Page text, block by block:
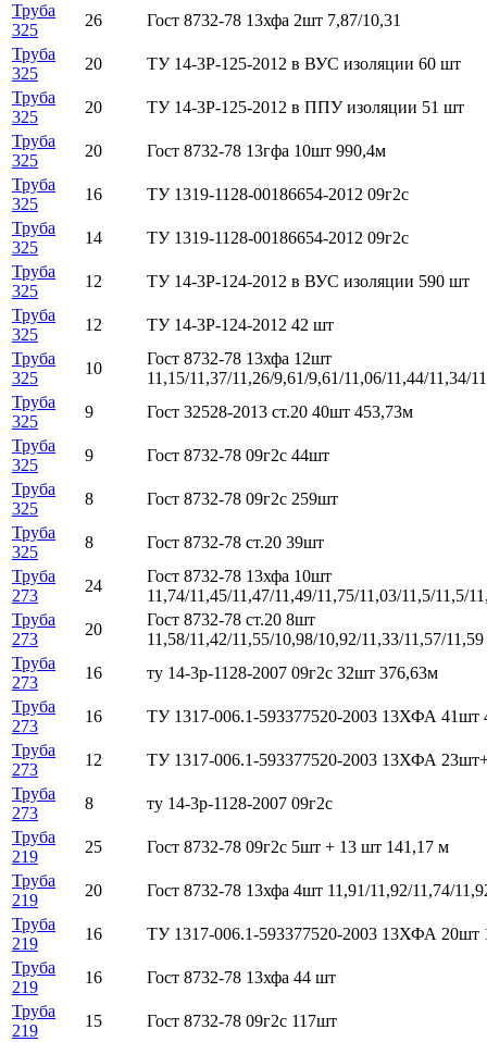
Труба
325
26
Гост 8732-78 13хфа 2шт 7,87/10,31
Труба
325
20
ТУ 14-3Р-125-2012 в ВУС изоляции 60 шт
Труба
325
20
ТУ 14-3Р-125-2012 в ППУ изоляции 51 шт
Труба
325
20
Гост 8732-78 13гфа 10шт 990,4м
Труба
325
16
ТУ 1319-1128-00186654-2012 09г2с
Труба
325
14
ТУ 1319-1128-00186654-2012 09г2с
Труба
325
12
ТУ 14-3Р-124-2012 в ВУС изоляции 590 шт
Труба
325
12
ТУ 14-3Р-124-2012 42 шт
Труба
325
10
Гост 8732-78 13хфа 12шт
11,15/11,37/11,26/9,61/9,61/11,06/11,44/11,34/
Труба
325
9
Гост 32528-2013 ст.20 40шт 453,73м
Труба
325
9
Гост 8732-78 09г2с 44шт
Труба
325
8
Гост 8732-78 09г2с 259шт
Труба
325
8
Гост 8732-78 ст.20 39шт
Труба
273
24
Гост 8732-78 13хфа 10шт
11,74/11,45/11,47/11,49/11,75/11,03/11,5/11,5/
Труба
273
20
Гост 8732-78 ст.20 8шт
11,58/11,42/11,55/10,98/10,92/11,33/11,57/11,59
Труба
273
16
ту 14-3р-1128-2007 09г2с 32шт 376,63м
Труба
273
16
ТУ 1317-006.1-593377520-2003 13ХФА 41шт
Труба
273
12
ТУ 1317-006.1-593377520-2003 13ХФА
Труба
273
8
ту 14-3р-1128-2007 09г2с
Труба
219
25
Гост 8732-78 09г2с 5шт + 13 шт 141,17 м
Труба
219
20
Гост 8732-78 13хфа 4шт 11,91/11,92/11,74/
Труба
219
16
ТУ 1317-006.1-593377520-2003 13ХФА 20шт
Труба
219
16
Гост 8732-78 13хфа 44 шт
Труба
219
15
Гост 8732-78 09г2с 117шт